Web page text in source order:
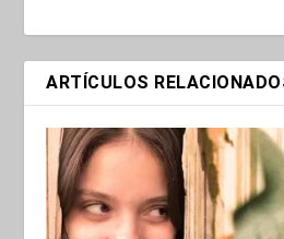
ARTÍCULOS